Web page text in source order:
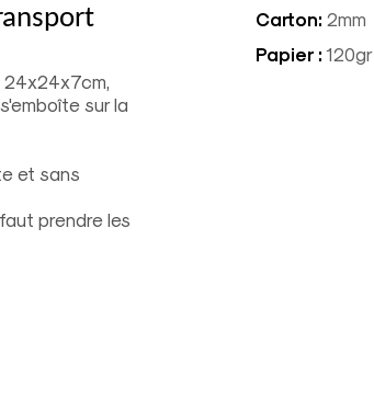
24x24x7cm,
sur la
et sans
prendre les
Carton: 2mm
Papier : 120gr